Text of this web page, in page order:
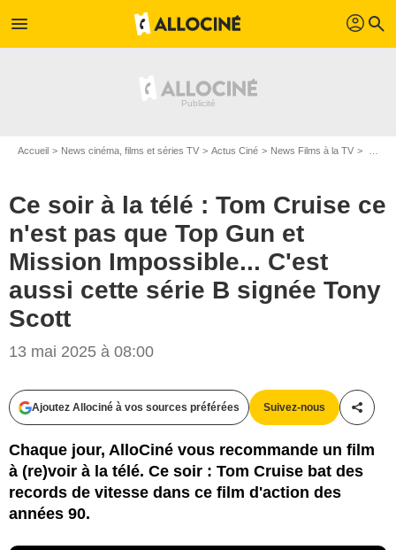
menu profil search
Accueil News cinéma, films et séries TV Actus Ciné News Films à la TV
Ce soir à la télé : Tom Cruise ce
n'est pas que Top Gun et
Mission Impossible... C'est
aussi cette série B signée Tony
Scott
13 mai 2025 à 08:00
Ajoutez Allociné à vos sources préférées Suivez-nous
Chaque jour, AlloCiné vous recommande un film
à (re)voir à la télé. Ce soir : Tom Cruise bat des
records de vitesse dans ce film d'action des
années 90.